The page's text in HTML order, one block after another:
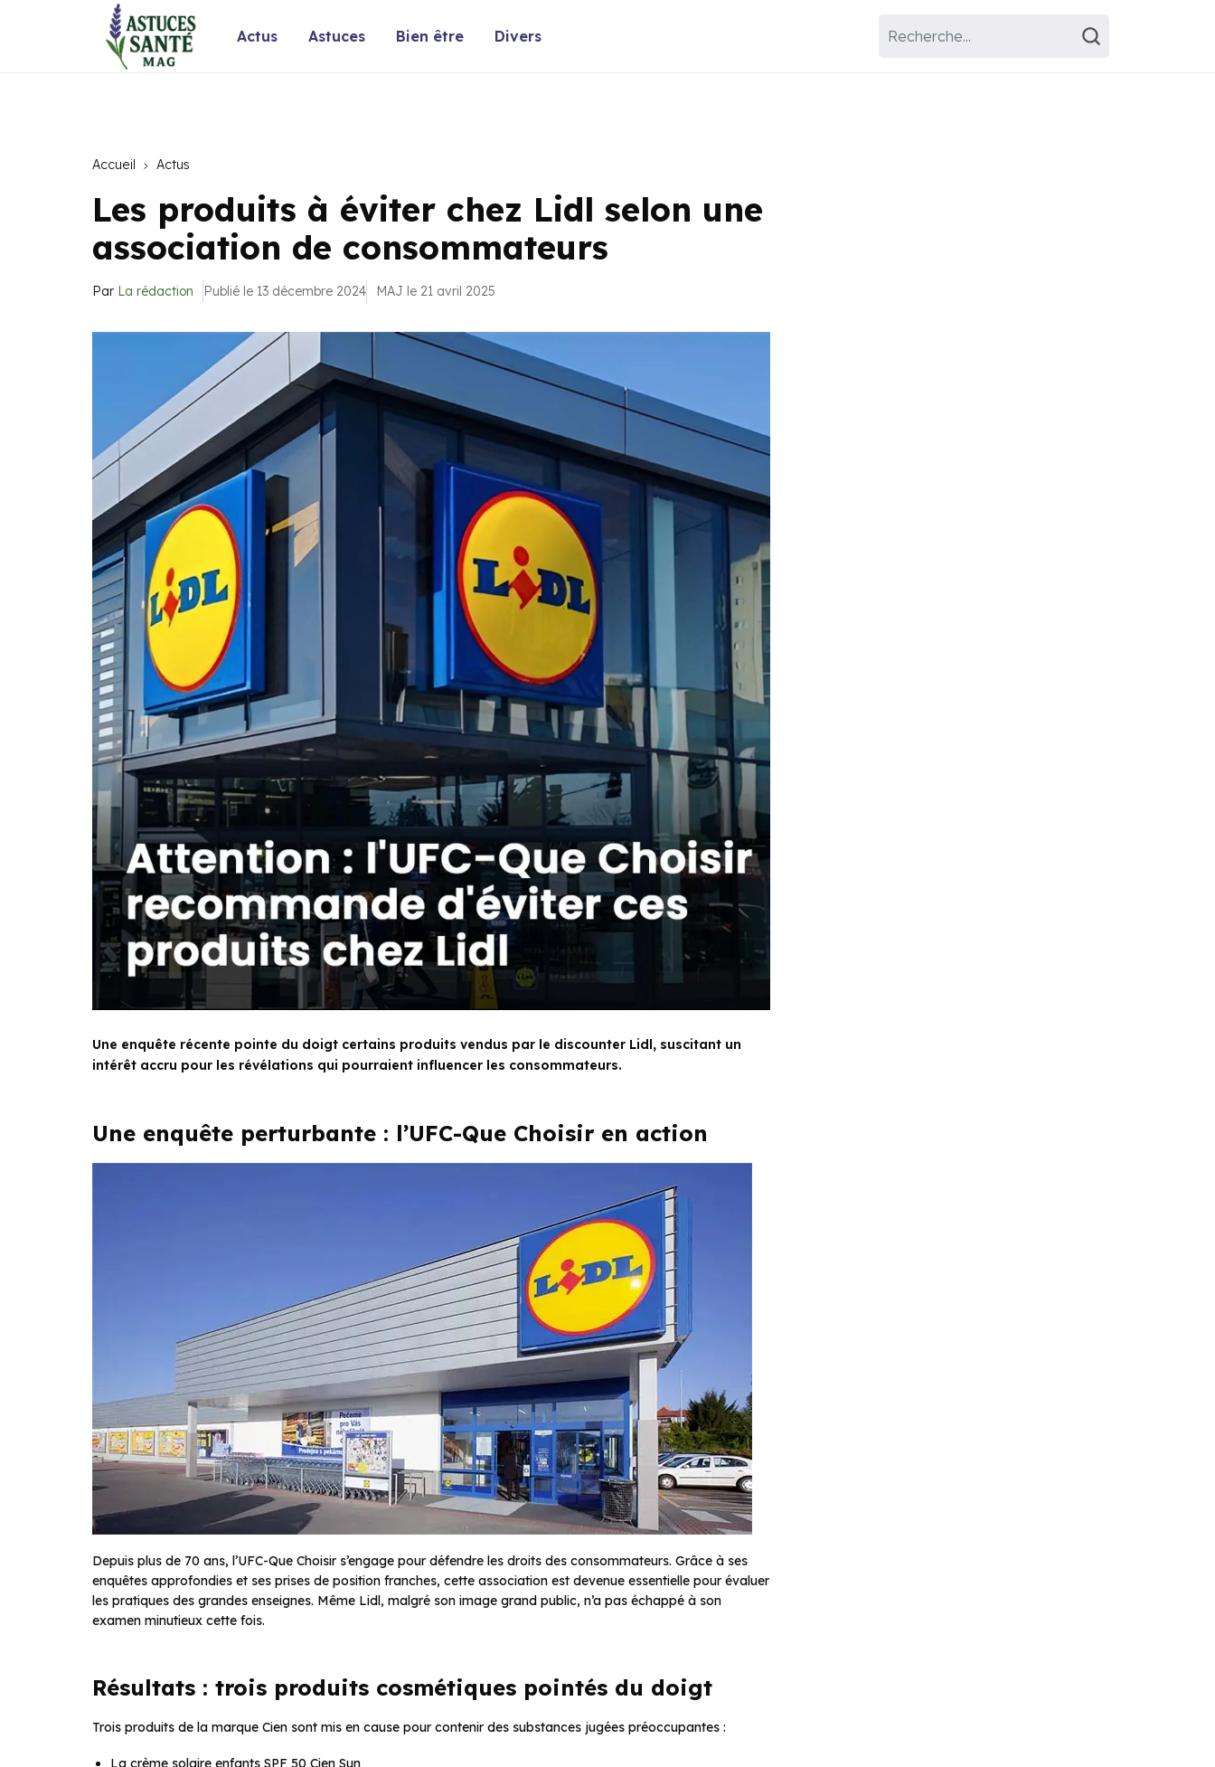
Actus Astuces Bien être Divers
Accueil Actus
Les produits à éviter chez Lidl selon une
association de consommateurs
Par La rédaction Publié le 13 décembre 2024 MAJ le 21 avril 2025
Une enquête récente pointe du doigt certains produits vendus par le discounter Lidl, suscitant un
intérêt accru pour les révélations qui pourraient influencer les consommateurs.
Une enquête perturbante : l’UFC-Que Choisir en action
Depuis plus de 70 ans, l’UFC-Que Choisir s’engage pour défendre les droits des consommateurs. Grâce à ses
enquêtes approfondies et ses prises de position franches, cette association est devenue essentielle pour évaluer
les pratiques des grandes enseignes. Même Lidl, malgré son image grand public, n’a pas échappé à son
examen minutieux cette fois.
Résultats : trois produits cosmétiques pointés du doigt
Trois produits de la marque Cien sont mis en cause pour contenir des substances jugées préoccupantes :
La crème solaire enfants SPF 50 Cien Sun